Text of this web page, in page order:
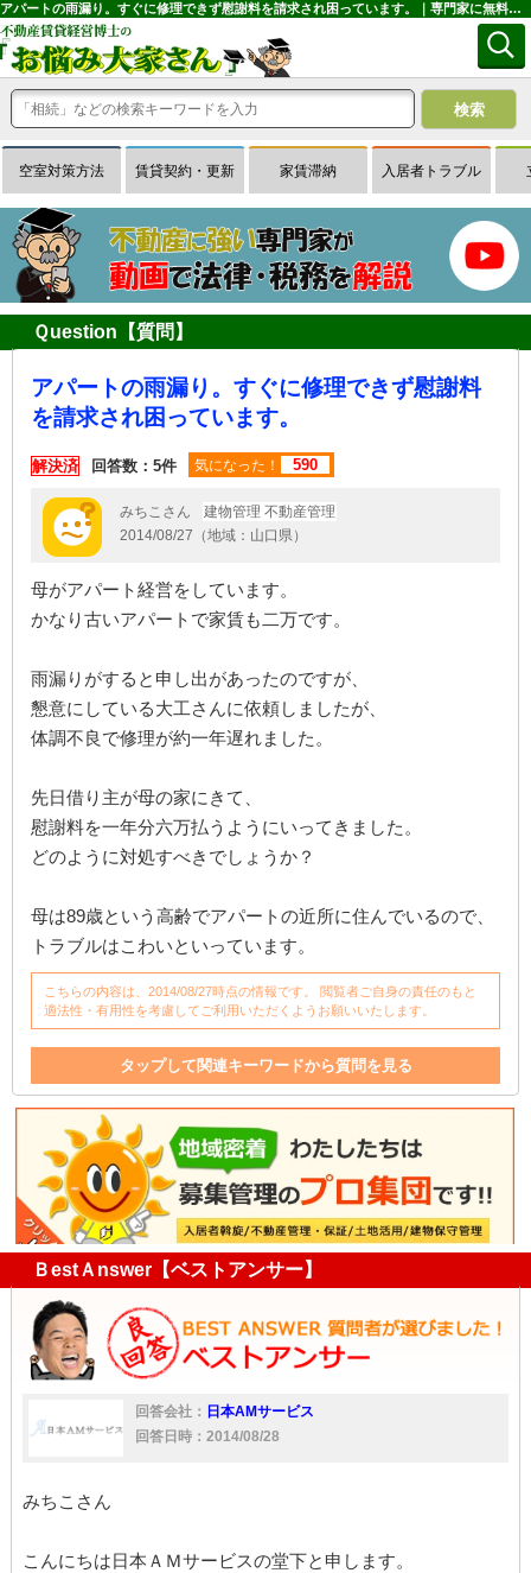
アパートの雨漏り。すぐに修理できず慰謝料を請求され困っています。｜専門家に無料相談できる賃貸経営Ｑ＆Ａサイトはお悩み大家さん
空室対策方法 賃貸契約・更新 家賃滞納 入居者トラブル
Ｑuestion【質問】
アパートの雨漏り。すぐに修理できず慰謝料
を請求され困っています。
解決済 回答数：5件 気になった！ 590
みちこさん
建物管理 不動産管理
2014/08/27（地域：山口県）
母がアパート経営をしています。
かなり古いアパートで家賃も二万です。
雨漏りがすると申し出があったのですが、
懇意にしている大工さんに依頼しましたが、
体調不良で修理が約一年遅れました。
先日借り主が母の家にきて、
慰謝料を一年分六万払うようにいってきました。
どのように対処すべきでしょうか？
母は89歳という高齢でアパートの近所に住んでいるので、
トラブルはこわいといっています。
こちらの内容は、2014/08/27時点の情報です。 閲覧者ご自身の責任のもと
適法性・有用性を考慮してご利用いただくようお願いいたします。
タップして関連キーワードから質問を見る
雨漏り 修理 アパート 家 家賃
アパート経営
近所
経営 慰謝料
ＢestＡnswer【ベストアンサー】
回答会社： 日本AMサービス
回答日時：2014/08/28
みちこさん
こんにちは日本ＡＭサービスの堂下と申します。